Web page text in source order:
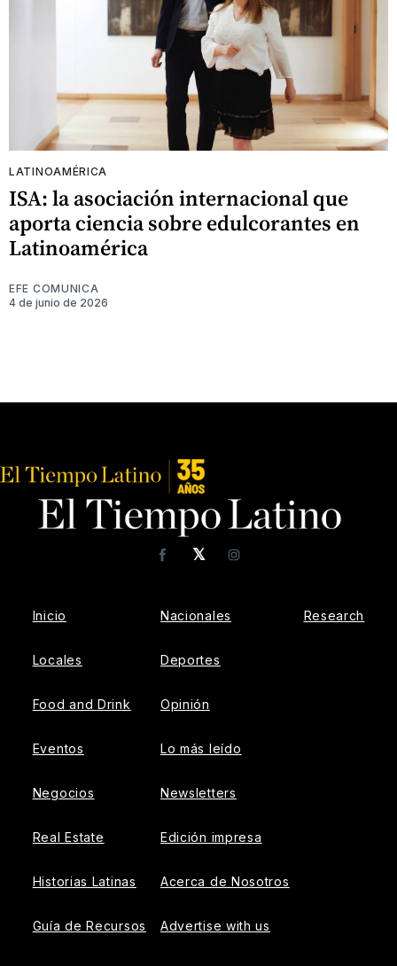
LATINOAMÉRICA
ISA: la asociación internacional que
aporta ciencia sobre edulcorantes en
Latinoamérica
EFE COMUNICA
4 de junio de 2026
𝕏
FacebookInstagram
Inicio
Locales
Food and Drink
Eventos
Negocios
Real Estate
Historias Latinas
Guía de Recursos
Nacionales
Deportes
Opinión
Lo más leído
Newsletters
Edición impresa
Acerca de Nosotros
Advertise with us
Research